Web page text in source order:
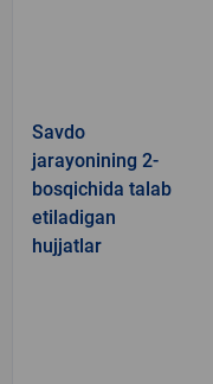
Savdo
jarayonining 2-
bosqichida talab
etiladigan
hujjatlar